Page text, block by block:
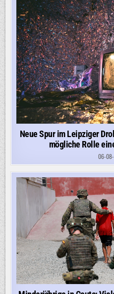
Neue Spur im Leipziger
mögliche Rolle
06-